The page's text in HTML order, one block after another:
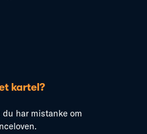
kartel?
du har mistanke om